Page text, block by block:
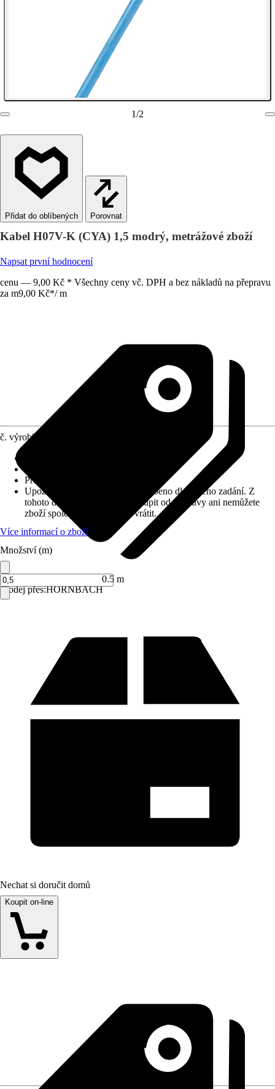
1/2
Porovnat
Kabel H07V-K (CYA) 1,5 modrý, metrážové zboží
Napsat první hodnocení
cenu — 9,00 Kč * Všechny ceny vč. DPH a bez nákladů na přepravu
za m9,00 Kč*/ m
Prodej přes:HORNBACH
č. výrobku
Průřez vodičů
Upozornění: toto zboží bylo vyrobeno dle vašeho zadání. Z
tohoto důvodu nemůžete odstoupit od smlouvy ani nemůžete
zboží společnosti Hornbach vrátit.
Více informací o zboží
Množství (m)
0.5 m
Nechat si doručit domů
Koupit on-line